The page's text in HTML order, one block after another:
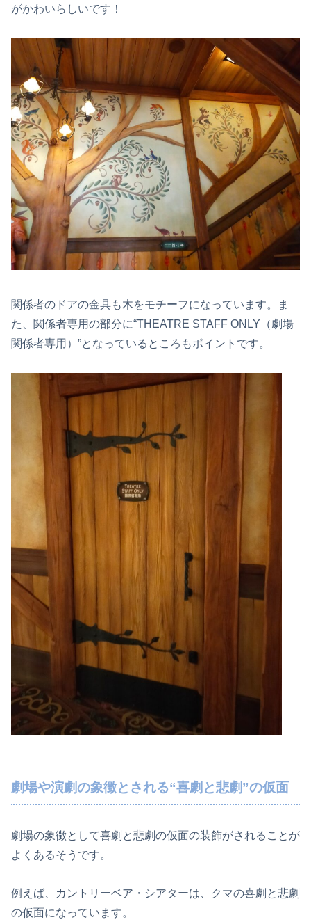
がかわいらしいです！
関係者のドアの金具も木をモチーフになっています。ま
た、関係者専用の部分に“THEATRE STAFF ONLY（劇場
関係者専用）”となっているところもポイントです。
劇場や演劇の象徴とされる“喜劇と悲劇”の仮面
劇場の象徴として喜劇と悲劇の仮面の装飾がされることが
よくあるそうです。
例えば、カントリーベア・シアターは、クマの喜劇と悲劇
の仮面になっています。